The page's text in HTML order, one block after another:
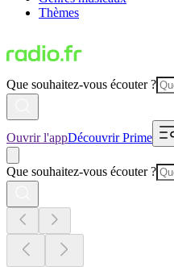
Thèmes
Que souhaitez-vous écouter ?
Ouvrir l'appDécouvrir Prime
Que souhaitez-vous écouter ?